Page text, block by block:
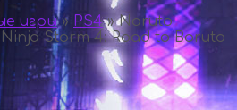
игры » PS4 »Naruto
Storm 4: Road to Boruto